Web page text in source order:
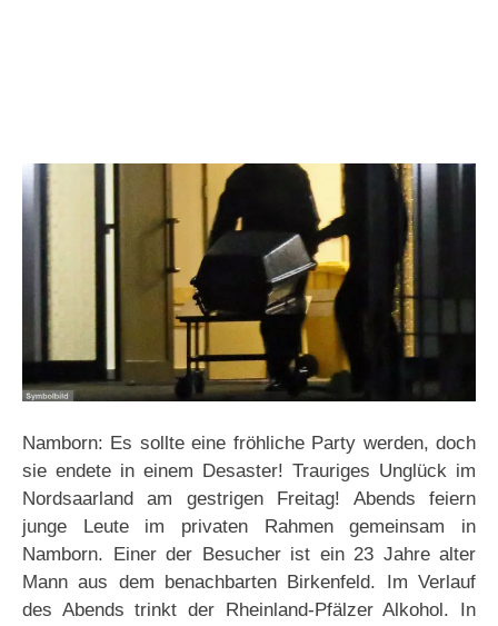
Namborn: Es sollte eine fröhliche Party werden, doch
sie endete in einem Desaster! Trauriges Unglück im
Nordsaarland am gestrigen Freitag! Abends feiern
junge Leute im privaten Rahmen gemeinsam in
Namborn. Einer der Besucher ist ein 23 Jahre alter
Mann aus dem benachbarten Birkenfeld. Im Verlauf
des Abends trinkt der Rheinland-Pfälzer Alkohol. In